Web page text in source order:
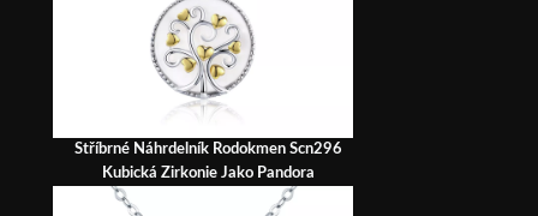
Stříbrné Náhrdelník Rodokmen Scn296
Kubická Zirkonie Jako Pandora